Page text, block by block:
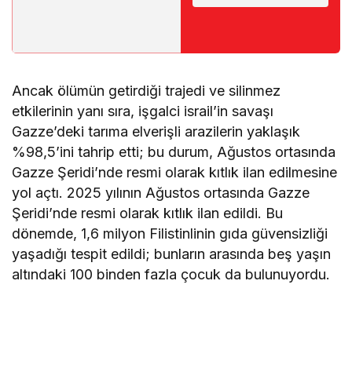
Ancak ölümün getirdiği trajedi ve silinmez
etkilerinin yanı sıra, işgalci israil’in savaşı
Gazze’deki tarıma elverişli arazilerin yaklaşık
%98,5’ini tahrip etti; bu durum, Ağustos ortasında
Gazze Şeridi’nde resmi olarak kıtlık ilan edilmesine
yol açtı. 2025 yılının Ağustos ortasında Gazze
Şeridi’nde resmi olarak kıtlık ilan edildi. Bu
dönemde, 1,6 milyon Filistinlinin gıda güvensizliği
yaşadığı tespit edildi; bunların arasında beş yaşın
altındaki 100 binden fazla çocuk da bulunuyordu.